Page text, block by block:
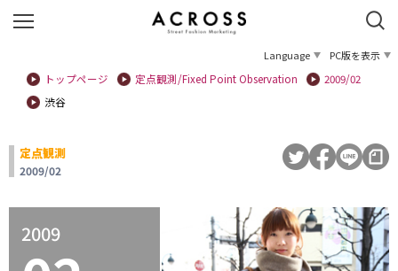
Language
PC版を表示
トップページ
定点観測/Fixed Point Observation
2009/02
渋谷
定点観測
2009/02
2009